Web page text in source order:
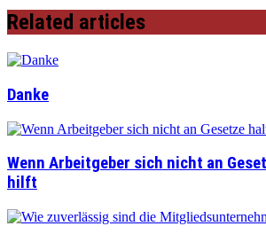
Related articles
Danke
Wenn Arbeitgeber sich nicht an
hilft